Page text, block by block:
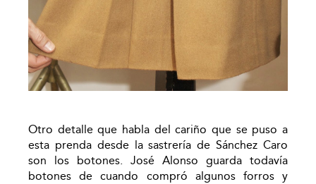
Otro detalle que habla del cariño que se puso a
esta prenda desde la sastrería de Sánchez Caro
son los botones. José Alonso guarda todavía
botones de cuando compró algunos forros y